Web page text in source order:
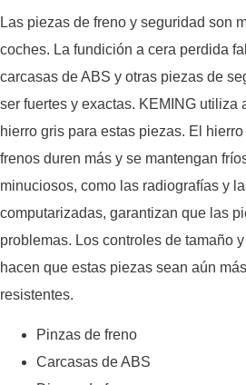
Las piezas de freno y seguridad son
coches. La fundición a cera perdida
carcasas de ABS y otras piezas de
ser fuertes y exactas. KEMING utiliza
hierro gris para estas piezas. El
frenos duren más y se mantengan
minuciosos, como las radiografías y
computarizadas, garantizan que las
problemas. Los controles de tamaño
hacen que estas piezas sean aún
resistentes.
Pinzas de freno
Carcasas de ABS